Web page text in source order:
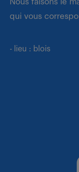
qui vous
- lieu : blois